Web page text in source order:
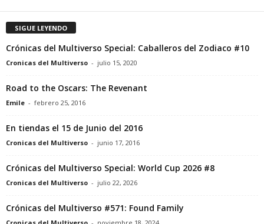
SIGUE LEYENDO
Crónicas del Multiverso Special: Caballeros del Zodiaco #10
Cronicas del Multiverso - julio 15, 2020
Road to the Oscars: The Revenant
Emile - febrero 25, 2016
En tiendas el 15 de Junio del 2016
Cronicas del Multiverso - junio 17, 2016
Crónicas del Multiverso Special: World Cup 2026 #8
Cronicas del Multiverso - julio 22, 2026
Crónicas del Multiverso #571: Found Family